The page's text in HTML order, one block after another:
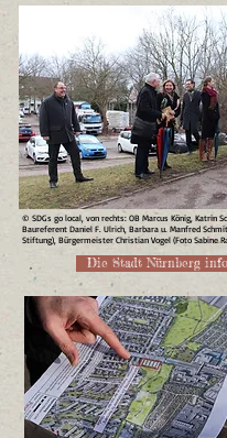
© SDGs go local, von rechts: OB Marcus König, Katrin
Baureferent Daniel F. Ulrich, Barbara u. Manfred
Stiftung), Bürgermeister Christian Vogel (Foto Sabine
Die Stadt Nürnberg